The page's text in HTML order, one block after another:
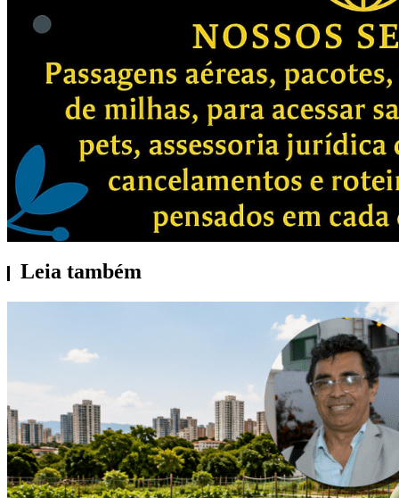
Leia também